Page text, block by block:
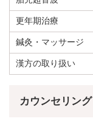
更年期治療
鍼灸・マッサージ
漢方の取り扱い
カウンセリング